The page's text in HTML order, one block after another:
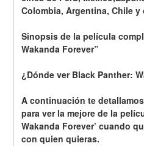
Colombia, Argentina, Chile
Sinopsis de la película
Wakanda Forever”
¿Dónde ver Black Panther:
A continuación te
para ver la mejore de la
Wakanda Forever’ cuando
con quien quieras.